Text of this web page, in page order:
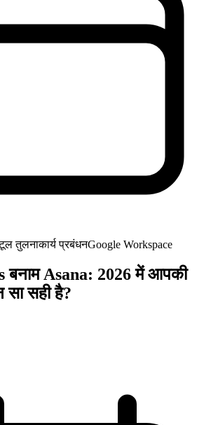
तुलनाकार्य प्रबंधनGoogle Workspace
बनाम Asana: 2026 में आपकी
सा सही है?